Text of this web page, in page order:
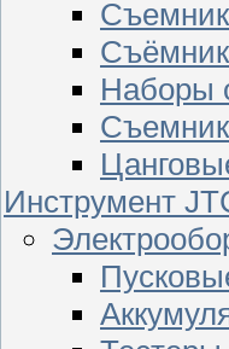
Наборы
Инструмент